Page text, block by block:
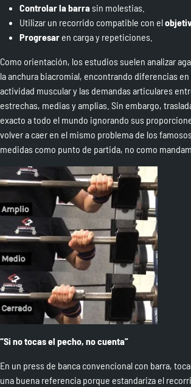
Controlar la barra sin molestias.
Utilizar un recorrido compatible con el
Progresar en carga y repeticiones.
Como orientación, los estudios suelen analizar
la anchura biacromial, encontrando diferencias
actividad muscular y las demandas articulares
estrechas, medias y amplias. Sin embargo,
exacto a todo el mundo ignorando sus
volver a caer en el mismo problema de los
medidas como punto de partida, no como
“Si no tocas el pecho, no cuenta”
En un press de banca convencional con barra,
una buena referencia porque estandariza el